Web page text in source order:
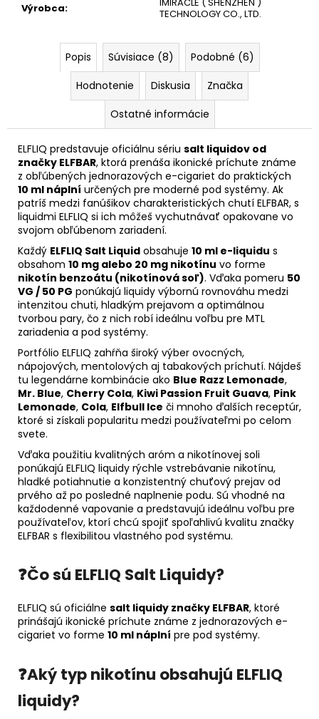
Výrobca:
TECHNOLOGY CO., LTD.
Popis Súvisiace (8)
Podobné (6)
Hodnotenie
Diskusia
Značka
Ostatné informácie
ELFLIQ predstavuje oficiálnu sériu salt liquidov od
značky ELFBAR, ktorá prenáša ikonické príchute známe
z obľúbených jednorazových e-cigariet do praktických
10 ml náplní určených pre moderné pod systémy. Ak
patríš medzi fanúšikov charakteristických chutí ELFBAR, s
liquidmi ELFLIQ si ich môžeš vychutnávať opakovane vo
svojom obľúbenom zariadení.
Každý ELFLIQ Salt Liquid obsahuje 10 ml e-liquidu s
obsahom 10 mg alebo 20 mg nikotínu vo forme
nikotín benzoátu (nikotínová soľ). Vďaka pomeru 50
VG / 50 PG ponúkajú liquidy výbornú rovnováhu medzi
intenzitou chuti, hladkým prejavom a optimálnou
tvorbou pary, čo z nich robí ideálnu voľbu pre MTL
zariadenia a pod systémy.
Portfólio ELFLIQ zahŕňa široký výber ovocných,
nápojových, mentolových aj tabakových príchutí. Nájdeš
tu legendárne kombinácie ako Blue Razz Lemonade,
Mr. Blue, Cherry Cola, Kiwi Passion Fruit Guava, Pink
Lemonade, Cola, Elfbull Ice či mnoho ďalších receptúr,
ktoré si získali popularitu medzi používateľmi po celom
svete.
Vďaka použitiu kvalitných aróm a nikotínovej soli
ponúkajú ELFLIQ liquidy rýchle vstrebávanie nikotínu,
hladké potiahnutie a konzistentný chuťový prejav od
prvého až po posledné naplnenie podu. Sú vhodné na
každodenné vapovanie a predstavujú ideálnu voľbu pre
používateľov, ktorí chcú spojiť spoľahlivú kvalitu značky
ELFBAR s flexibilitou vlastného pod systému.
❓Čo sú ELFLIQ Salt Liquidy?
ELFLIQ sú oficiálne salt liquidy značky ELFBAR, ktoré
prinášajú ikonické príchute známe z jednorazových e-
cigariet vo forme 10 ml náplní pre pod systémy.
❓Aký typ nikotínu obsahujú ELFLIQ
liquidy?
€4,90